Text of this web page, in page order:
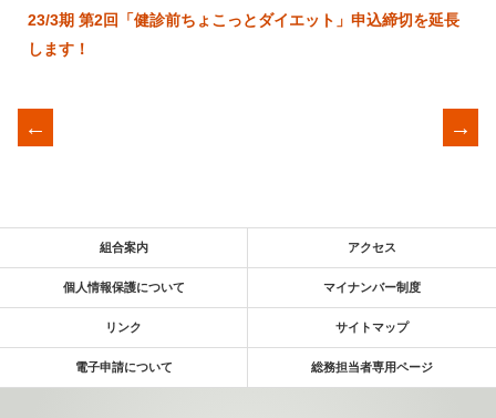
23/3期 第2回「健診前ちょこっとダイエット」申込締切を延長
します！
← →
組合案内 アクセス
個人情報保護について マイナンバー制度
リンク サイトマップ
電子申請について 総務担当者専用ページ